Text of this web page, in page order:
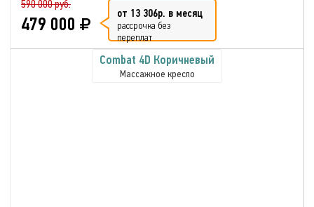
590 000 руб.
479 000 от 13 306р. в месяц
рассрочка без
переплат
Combat 4D Коричневый
Массажное кресло